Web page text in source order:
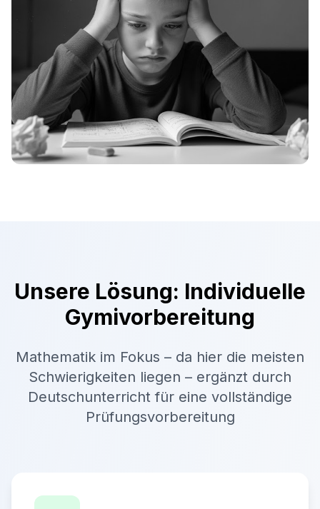
Unsere Lösung: Individuelle
Gymivorbereitung
Mathematik im Fokus – da hier die meisten
Schwierigkeiten liegen – ergänzt durch
Deutschunterricht für eine vollständige
Prüfungsvorbereitung